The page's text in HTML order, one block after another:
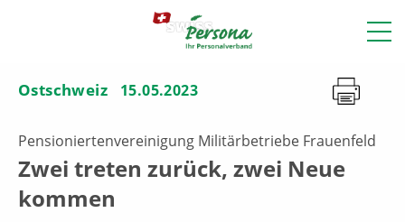
Ostschweiz 15.05.2023
Pensioniertenvereinigung Militärbetriebe Frauenfeld
Zwei treten zurück, zwei Neue
kommen